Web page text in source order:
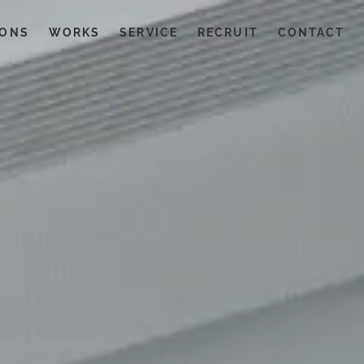
CONTACT
RECRUIT
SERVICE
WORKS